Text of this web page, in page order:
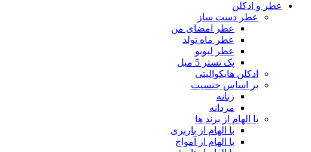
عطر و ادکلن
عطر دست ساز
عطر امضای من
عطر ماه تولد
عطر لبوبو
پک تستر 5 میل
ادکلن هایکوالیتی
بر اساس جنسیت
زنانه
مردانه
با الهام از برند ها
با الهام از باربری
با الهام از آمواج